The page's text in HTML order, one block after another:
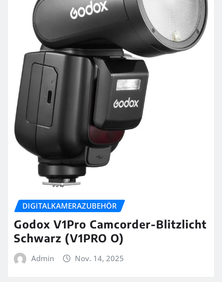
DIGITALKAMERAZUBEHÖR
Godox V1Pro Camcorder-Blitzlicht
Schwarz (V1PRO O)
Admin Nov. 14, 2025